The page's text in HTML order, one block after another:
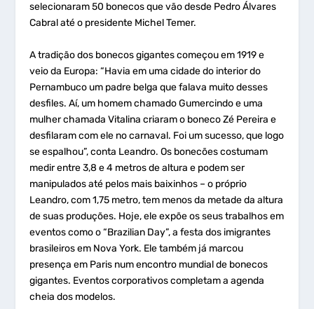
selecionaram 50 bonecos que vão desde Pedro Álvares
Cabral até o presidente Michel Temer.
A tradição dos bonecos gigantes começou em 1919 e
veio da Europa: “Havia em uma cidade do interior do
Pernambuco um padre belga que falava muito desses
desfiles. Aí, um homem chamado Gumercindo e uma
mulher chamada Vitalina criaram o boneco Zé Pereira e
desfilaram com ele no carnaval. Foi um sucesso, que logo
se espalhou”, conta Leandro. Os bonecões costumam
medir entre 3,8 e 4 metros de altura e podem ser
manipulados até pelos mais baixinhos – o próprio
Leandro, com 1,75 metro, tem menos da metade da altura
de suas produções. Hoje, ele expõe os seus trabalhos em
eventos como o “Brazilian Day”, a festa dos imigrantes
brasileiros em Nova York. Ele também já marcou
presença em Paris num encontro mundial de bonecos
gigantes. Eventos corporativos completam a agenda
cheia dos modelos.